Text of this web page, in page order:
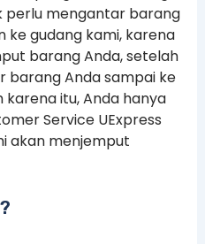
perlu mengantar barang
ke gudang kami, karena
barang Anda, setelah
barang Anda sampai ke
itu, Anda hanya
Service UExpress
akan menjemput